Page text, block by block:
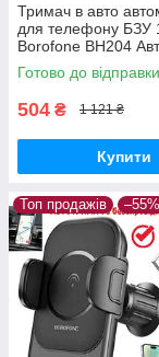
Тримач в авто
для телефону БЗУ
Borofone BH204
бездротовою
дефлектор
Готово до
504 ₴ 1 121 ₴
Купити
Топ продажів –55%